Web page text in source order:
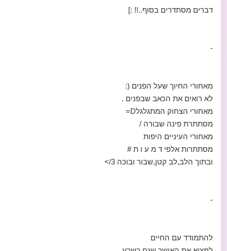
דברים מסתדרים בסוף..!! :]
-
מאחורי החיוך שעל הפנים (:
לא רואים את הכאב שבפנים .
מאחורי הצחוק המתגלגלD=
מסתתרת פינה שבורה /
מאחורי העיניים היפות
מסתתרות אלפי ד מ ע ו ת #
ובתוך הלב,לב קטן,שבור ובוכה 3/>
-
להתמודד עם החיים